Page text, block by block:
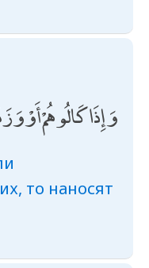
وَإِذَا كَالُوهُمْ أَوْ
то наносят